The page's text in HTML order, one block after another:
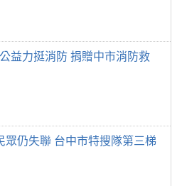
益力挺消防 捐贈中市消防救
眾仍失聯 台中市特搜隊第三梯